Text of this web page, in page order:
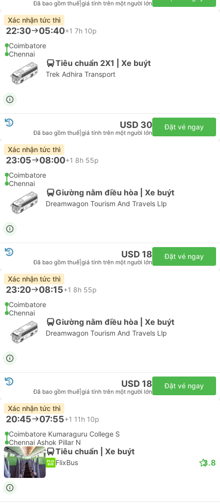
Đã bao gồm thuế giá tính trên một người lớn
Xác nhận tức thì
22:30 05:40+1 7h 10p
Coimbatore
Chennai
Tiêu chuẩn 2X1 | Xe buýt
Trek Adhira Transport
USD 30
Đã bao gồm thuế giá tính trên một người lớn
Đặt vé ngay
Xác nhận tức thì
23:05 08:00+1 8h 55p
Coimbatore
Chennai
Giường nằm điều hòa | Xe buýt
Dreamwagon Tourism And Travels Llp
USD 18
Đã bao gồm thuế giá tính trên một người lớn
Đặt vé ngay
Xác nhận tức thì
23:20 08:15+1 8h 55p
Coimbatore
Chennai
Giường nằm điều hòa | Xe buýt
Dreamwagon Tourism And Travels Llp
USD 18
Đã bao gồm thuế giá tính trên một người lớn
Đặt vé ngay
Xác nhận tức thì
20:45 07:55+1 11h 10p
Coimbatore Kumaraguru College S
Chennai Ashok Pillar N
Tiêu chuẩn | Xe buýt
FlixBus 3.8